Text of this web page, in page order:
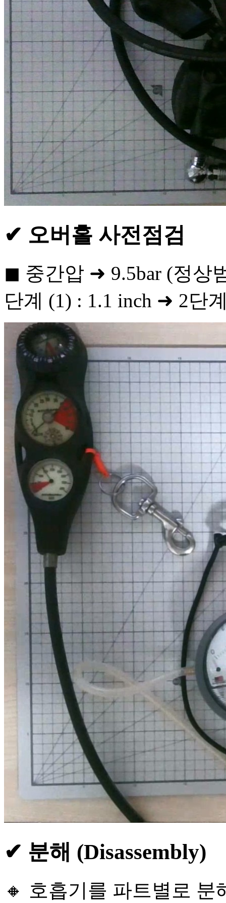
✔ 오버홀 사전점검
◼ 중간압 ➜ 9.5bar (정상
단계 (1) : 1.1 inch ➜ 2단
✔ 분해 (Disassembly)
🔸 호흡기를 파트별로